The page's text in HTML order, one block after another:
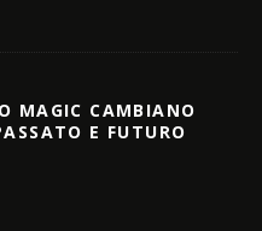
MAGIC CAMBIANO
E FUTURO